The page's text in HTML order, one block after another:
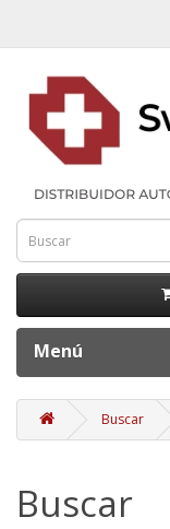
Menú
Buscar
Buscar